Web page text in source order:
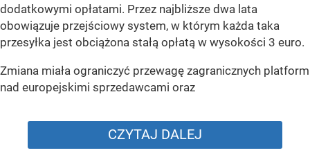
dodatkowymi opłatami. Przez najbliższe dwa lata
obowiązuje przejściowy system, w którym każda taka
przesyłka jest obciążona stałą opłatą w wysokości 3 euro.
Zmiana miała ograniczyć przewagę zagranicznych platform
nad europejskimi sprzedawcami oraz
CZYTAJ DALEJ